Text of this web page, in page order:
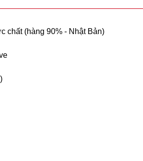
chất (hàng 90% - Nhật Bản)